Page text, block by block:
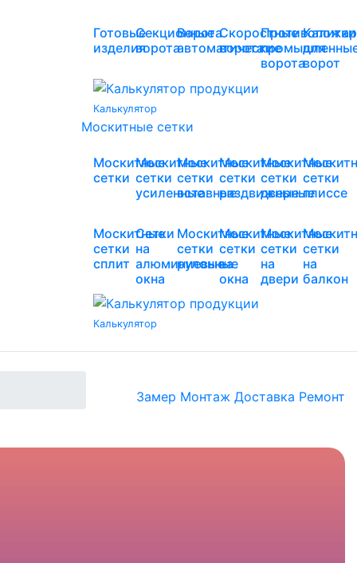
Готовые
изделия
Секционные
ворота
Ворота
автоматические
Скоростные
ворота
ворота
Калитки
для
ворот
Калькулятор
Москитные сетки
Москитные
сетки
Москитные
сетки
усиленные
Москитные
сетки
вставные
Москитные
сетки
раздвижные
Москитные
сетки
дверные
сетки
плиссе
Москитные
сетки
сплит
Сетки
на
алюминиевые
окна
Москитные
сетки
рулонные
Москитные
сетки
на
окна
Москитные
сетки
на
двери
сетки
на
балкон
Калькулятор
Замер Монтаж Доставка Ремонт